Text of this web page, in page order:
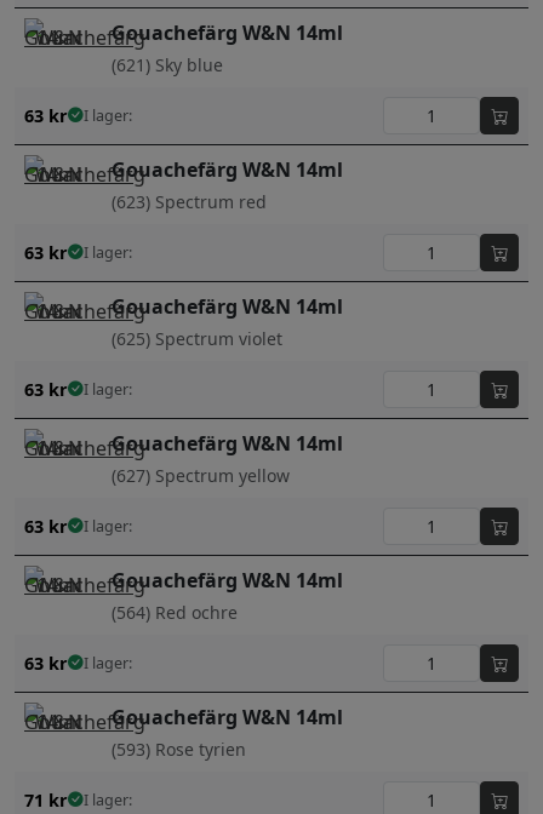
Gouachefärg W&N 14ml
(621) Sky blue
63 kr I lager:
Gouachefärg W&N 14ml
(623) Spectrum red
63 kr I lager:
Gouachefärg W&N 14ml
(625) Spectrum violet
63 kr I lager:
Gouachefärg W&N 14ml
(627) Spectrum yellow
63 kr I lager:
Gouachefärg W&N 14ml
(564) Red ochre
63 kr I lager:
Gouachefärg W&N 14ml
(593) Rose tyrien
71 kr I lager: